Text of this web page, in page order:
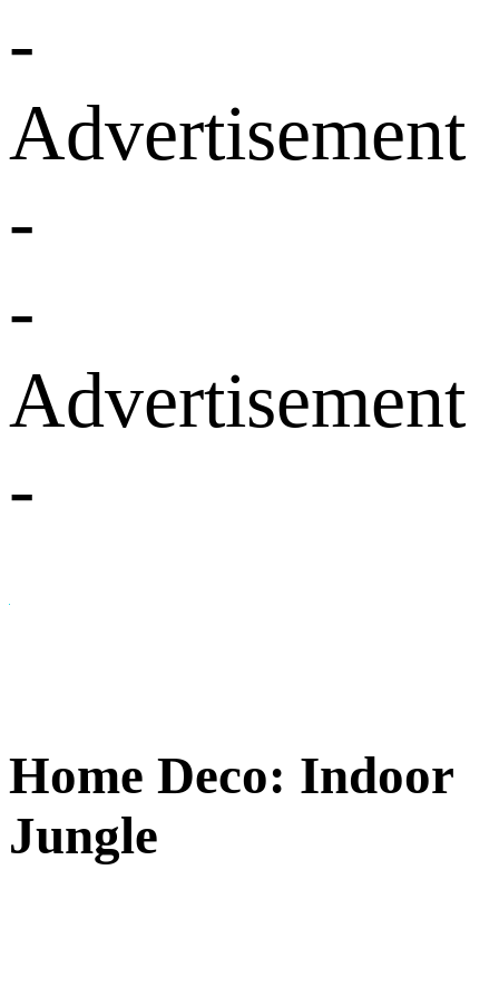
-
Advertisement
-
-
Advertisement
-
Home Deco: Indoor
Jungle